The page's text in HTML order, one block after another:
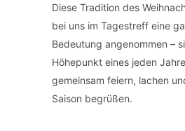
Diese Tradition des
bei uns im Tagestreff eine
Bedeutung angenommen –
Höhepunkt eines jeden
gemeinsam feiern, lachen
Saison begrüßen.